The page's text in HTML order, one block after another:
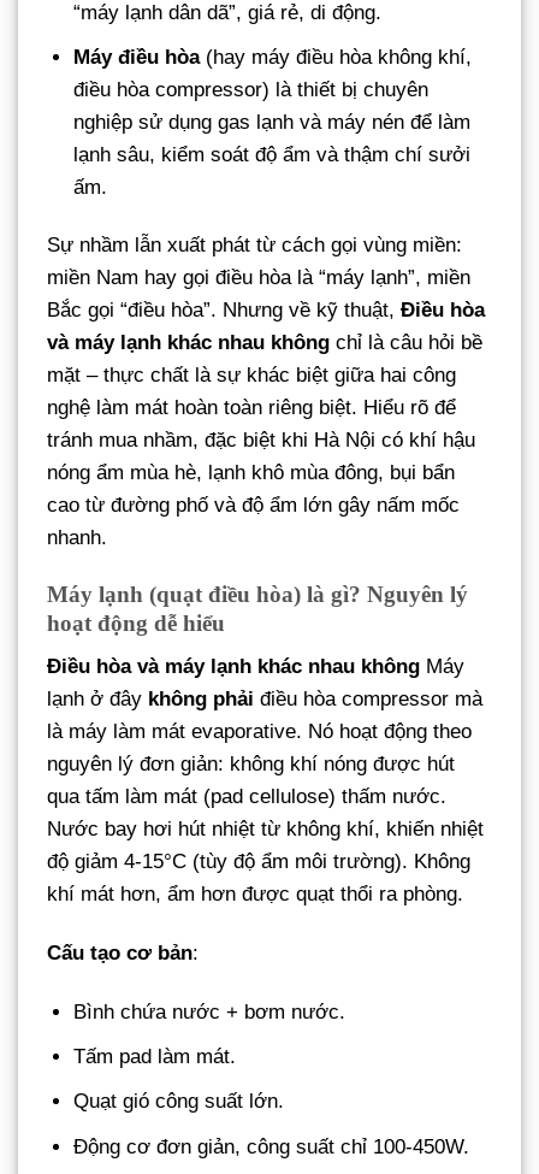
“máy lạnh dân dã”, giá rẻ, di động.
Máy điều hòa(hay máy điều hòa không khí,
điều hòa compressor) là thiết bị chuyên
nghiệp sử dụng gas lạnh và máy nén để làm
lạnh sâu, kiểm soát độ ẩm và thậm chí sưởi
ấm.
Sự nhầm lẫn xuất phát từ cách gọi vùng miền:
miền Nam hay gọi điều hòa là “máy lạnh”, miền
Bắc gọi “điều hòa”. Nhưng về kỹ thuật, Điều hòa
và máy lạnh khác nhau không chỉ là câu hỏi bề
mặt – thực chất là sự khác biệt giữa hai công
nghệ làm mát hoàn toàn riêng biệt. Hiểu rõ để
tránh mua nhầm, đặc biệt khi Hà Nội có khí hậu
nóng ẩm mùa hè, lạnh khô mùa đông, bụi bẩn
cao từ đường phố và độ ẩm lớn gây nấm mốc
nhanh.
Máy lạnh (quạt điều hòa) là gì? Nguyên lý
hoạt động dễ hiểu
Điều hòa và máy lạnh khác nhau không Máy
lạnh ở đây không phải điều hòa compressor mà
là máy làm mát evaporative. Nó hoạt động theo
nguyên lý đơn giản: không khí nóng được hút
qua tấm làm mát (pad cellulose) thấm nước.
Nước bay hơi hút nhiệt từ không khí, khiến nhiệt
độ giảm 4-15°C (tùy độ ẩm môi trường). Không
khí mát hơn, ẩm hơn được quạt thổi ra phòng.
Cấu tạo cơ bản:
Bình chứa nước + bơm nước.
Tấm pad làm mát.
Quạt gió công suất lớn.
Động cơ đơn giản, công suất chỉ 100-450W.